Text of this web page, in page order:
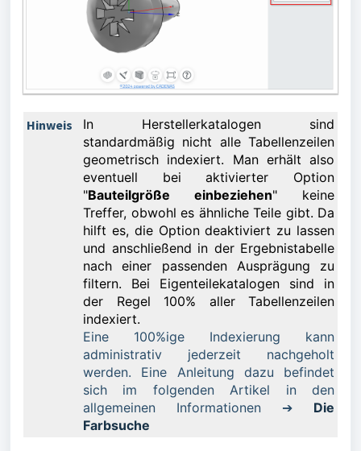
Hinweis
In Herstellerkatalogen sind
standardmäßig nicht alle Tabellenzeilen
geometrisch indexiert. Man erhält also
eventuell bei aktivierter Option
"Bauteilgröße einbeziehen" keine
Treffer, obwohl es ähnliche Teile gibt. Da
hilft es, die Option deaktiviert zu lassen
und anschließend in der Ergebnistabelle
nach einer passenden Ausprägung zu
filtern. Bei Eigenteilekatalogen sind in
der Regel 100% aller Tabellenzeilen
indexiert.
Eine 100%ige Indexierung kann
administrativ jederzeit nachgeholt
werden. Eine Anleitung dazu befindet
sich im folgenden Artikel in den
allgemeinen Informationen ➔ Die
Farbsuche